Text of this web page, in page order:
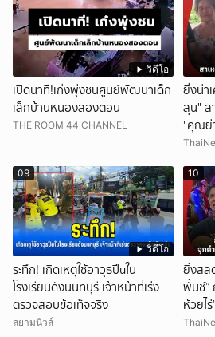
วิดีโอ
เปิดนาที!เก๋งพุ่งชนศูนย์พัฒนาเด็ก
เล็กบ้านหนองสองตอน
THE ROOM 44 CHANNEL
ยิ่งน่า
ลุน" ส
"คุณย่
รถเค
วิดีโอ
09
ระทึก! เกิดเหตุใช้อาวุธปืuใน
โรงเรียนดังนนทบุรี เจ้าหน้าที่เร่ง
ตรวจสอบข้อเท็จจริง
สยามนิวส์
10
ยิ่งสล
พั้นช์”
ห้วยไ
ลาโล